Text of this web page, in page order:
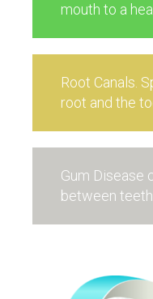
mouth to a
Root Canals.
root and the
Gum Disease
between